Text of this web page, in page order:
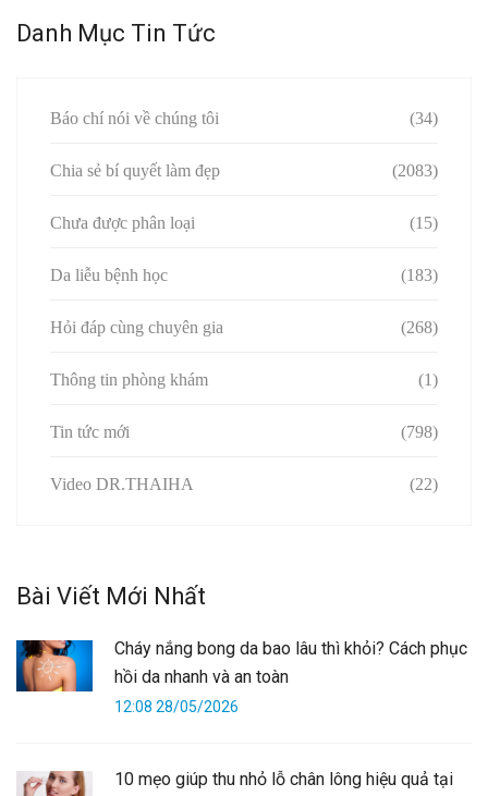
Danh Mục Tin Tức
Báo chí nói về chúng tôi (34)
Chia sẻ bí quyết làm đẹp (2083)
Chưa được phân loại (15)
Da liễu bệnh học (183)
Hỏi đáp cùng chuyên gia (268)
Thông tin phòng khám (1)
Tin tức mới (798)
Video DR.THAIHA (22)
Bài Viết Mới Nhất
Cháy nắng bong da bao lâu thì khỏi? Cách phục
hồi da nhanh và an toàn
12:08 28/05/2026
10 mẹo giúp thu nhỏ lỗ chân lông hiệu quả tại